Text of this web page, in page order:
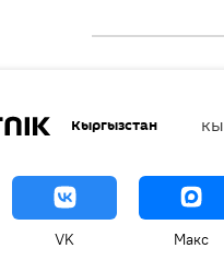
Кыргызстан
VK Макс